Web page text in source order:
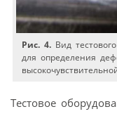
Рис. 4. Вид
для определения
Тестовое